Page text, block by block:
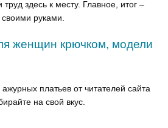
здесь к месту. Главное, итог –
руками.
женщин крючком, модели
платьев от читателей сайта
на свой вкус.